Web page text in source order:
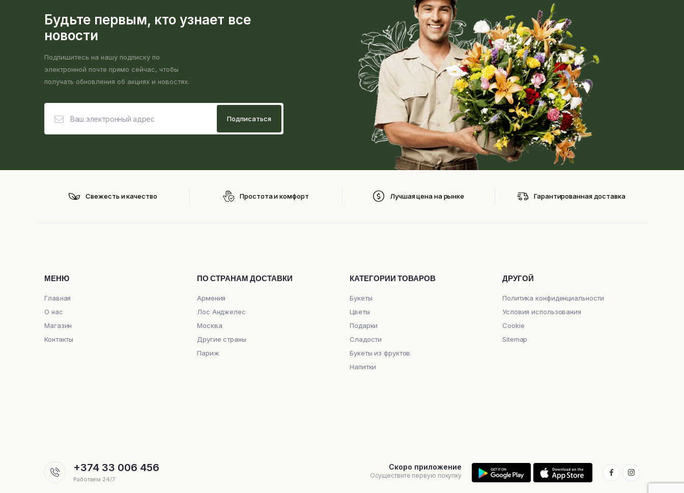
Будьте первым, кто узнает все
новости
Подпишитесь на нашу подписку по
электронной почте прямо сейчас, чтобы
получать обновления об акциях и новостях.
Свежесть и качество Простота и комфорт Лучшая цена на рынке Гарантированная доставка
МЕНЮ
Главная
О нас
Магазин
Контакты
ПО СТРАНАМ ДОСТАВКИ
Армения
Лос Анджелес
Москва
Другие страны
Париж
КАТЕГОРИИ ТОВАРОВ
Букеты
Цветы
Подарки
Сладости
Букеты из фруктов
Напитки
ДРУГОЙ
Политика конфиденциальности
Условия использования
Cookie
Sitemap
+374 33 006 456
Работаем 24/7
Скоро приложение
Осуществите первую покупку